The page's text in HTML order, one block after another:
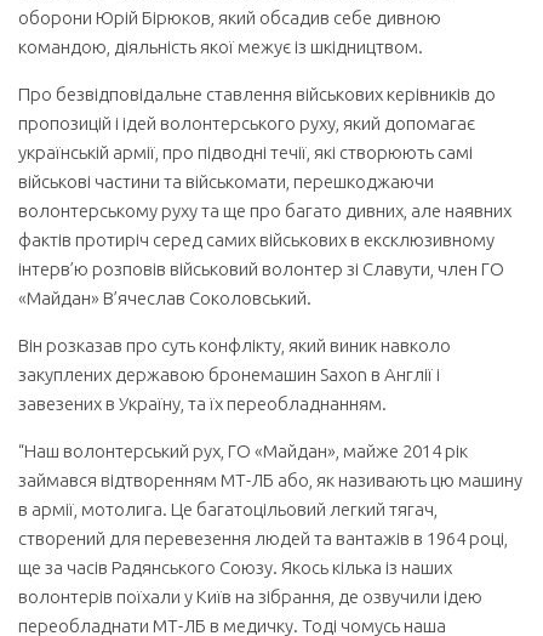
оборони Юрій Бірюков, який обсадив себе дивною
командою, діяльність якої межує із шкідництвом.
Про безвідповідальне ставлення військових керівників до
пропозицій і ідей волонтерського руху, який допомагає
українській армії, про підводні течії, які створюють самі
військові частини та військомати, перешкоджаючи
волонтерському руху та ще про багато дивних, але наявних
фактів протиріч серед самих військових в ексклюзивному
інтерв’ю розповів військовий волонтер зі Славути, член ГО
«Майдан» В’ячеслав Соколовський.
Він розказав про суть конфлікту, який виник навколо
закуплених державою бронемашин Saxon в Англії і
завезених в Україну, та їх переобладнанням.
“Наш волонтерський рух, ГО «Майдан», майже 2014 рік
займався відтворенням МТ-ЛБ або, як називають цю машину
в армії, мотолига. Це багатоцільовий легкий тягач,
створений для перевезення людей та вантажів в 1964 році,
ще за часів Радянського Союзу. Якось кілька із наших
волонтерів поїхали у Київ на зібрання, де озвучили ідею
переобладнати МТ-ЛБ в медичку. Тоді чомусь наша